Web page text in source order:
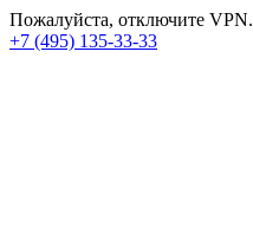
Пожалуйста, отключите VPN.
+7 (495) 135-33-33